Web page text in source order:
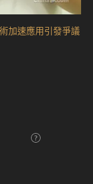
加速應用引發爭議